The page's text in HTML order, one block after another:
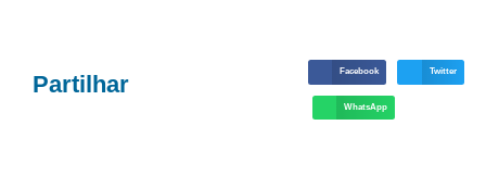
Partilhar Facebook Twitter
WhatsApp